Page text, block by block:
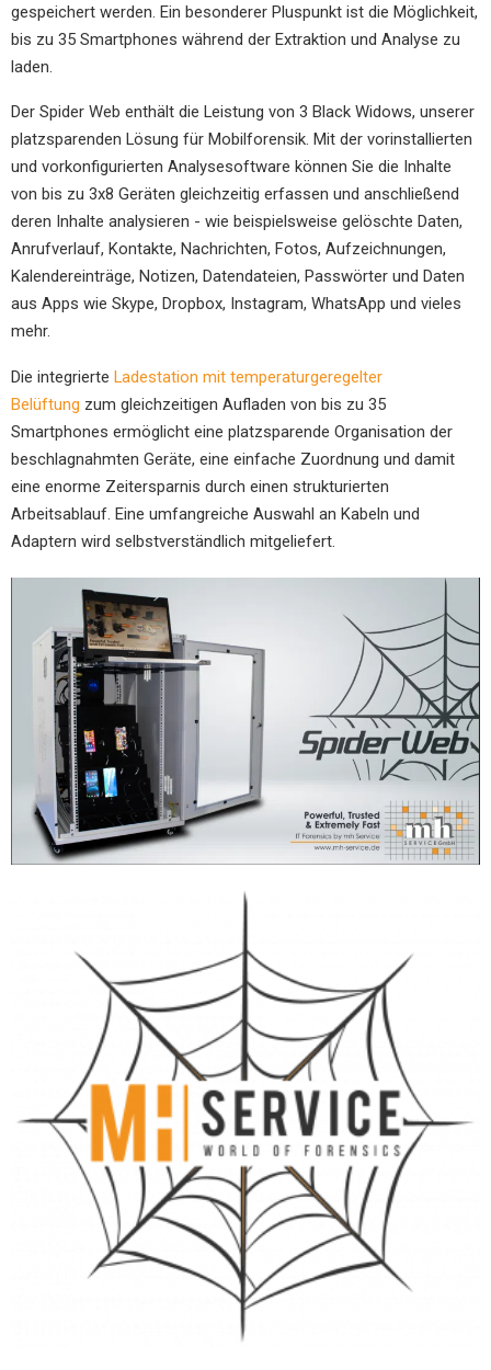
gespeichert werden. Ein besonderer Pluspunkt ist die Möglichkeit,
bis zu 35 Smartphones während der Extraktion und Analyse zu
laden.
Der Spider Web enthält die Leistung von 3 Black Widows, unserer
platzsparenden Lösung für Mobilforensik. Mit der vorinstallierten
und vorkonfigurierten Analysesoftware können Sie die Inhalte
von bis zu 3x8 Geräten gleichzeitig erfassen und anschließend
deren Inhalte analysieren - wie beispielsweise gelöschte Daten,
Anrufverlauf, Kontakte, Nachrichten, Fotos, Aufzeichnungen,
Kalendereinträge, Notizen, Datendateien, Passwörter und Daten
aus Apps wie Skype, Dropbox, Instagram, WhatsApp und vieles
mehr.
Die integrierte Ladestation mit temperaturgeregelter
Belüftung zum gleichzeitigen Aufladen von bis zu 35
Smartphones ermöglicht eine platzsparende Organisation der
beschlagnahmten Geräte, eine einfache Zuordnung und damit
eine enorme Zeitersparnis durch einen strukturierten
Arbeitsablauf. Eine umfangreiche Auswahl an Kabeln und
Adaptern wird selbstverständlich mitgeliefert.